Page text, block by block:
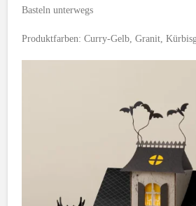
Basteln unterwegs
Produktfarben: Curry-Gelb, Granit,